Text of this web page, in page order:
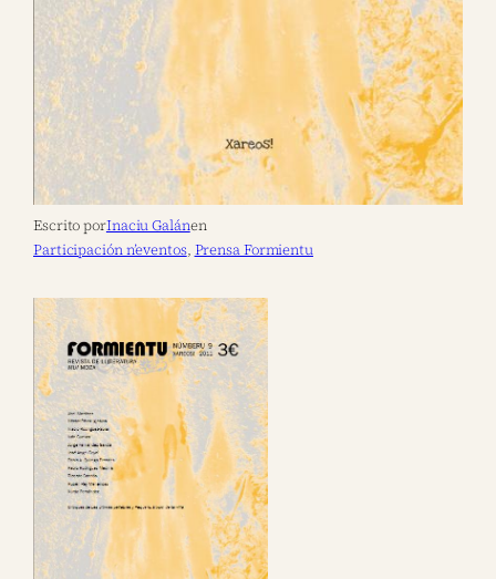
Escrito porInaciu Galánen
Participación n’eventos, Prensa Formientu